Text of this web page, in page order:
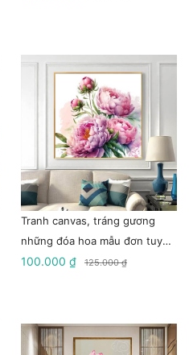
Tranh canvas, tráng gương
những đóa hoa mẫu đơn tuyệt
sắc
100.000 ₫ 125.000 ₫